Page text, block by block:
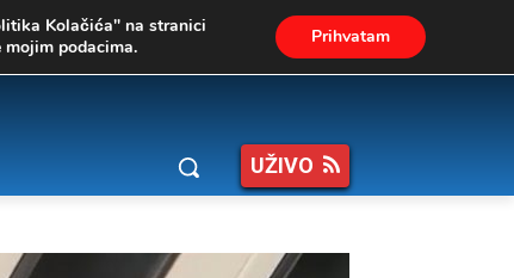
UŽIVO
Kolačića" na stranici
podacima. Prihvatam